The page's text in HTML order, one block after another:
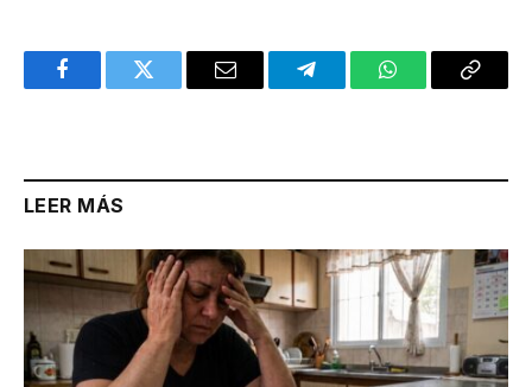
FacebookTwitter Email TelegramWhatsAppCopy
LEER MÁS